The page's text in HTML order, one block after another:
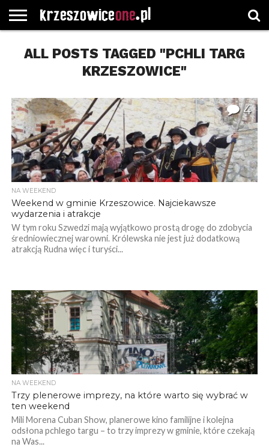
GŁÓWNA
WYBORY
SAMORZĄDOWE
WYBIERZ
KATEGORIE
ROZKŁADY
JAZDY
GREGORCZYK
WATCH
KONTAKT
ALL POSTS TAGGED "PCHLI TARG
KRZESZOWICE"
4
NA WEEKEND
Weekend w gminie Krzeszowice. Najciekawsze
wydarzenia i atrakcje
W tym roku Szwedzi mają wyjątkowo prostą drogę do zdobycia
średniowiecznej warowni. Królewska nie jest już dodatkową
atrakcją Rudna więc i turyści...
NA WEEKEND
Trzy plenerowe imprezy, na które warto się wybrać w
ten weekend
Mili Morena Cuban Show, planerowe kino familijne i kolejna
odsłona pchlego targu – to trzy imprezy w gminie, które czekają
na Was...